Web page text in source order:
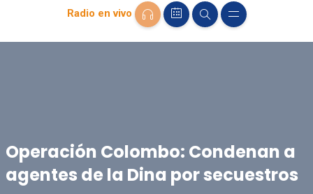
Radio en vivo
Operación Colombo: Condenan a
agentes de la Dina por secuestros